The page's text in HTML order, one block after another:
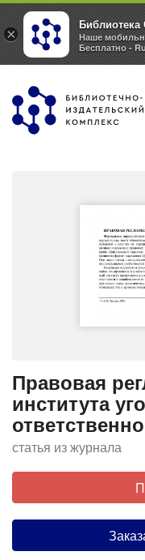
Перейти
основному
Правовая
института
статья из журнала
×
Наше
Бесплатно -